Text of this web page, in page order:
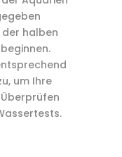
halben
um Ihre